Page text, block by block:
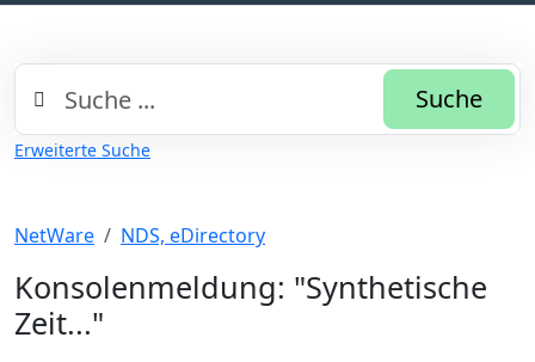
Suche
Erweiterte Suche
NetWare NDS, eDirectory
Konsolenmeldung: "Synthetische
Zeit..."